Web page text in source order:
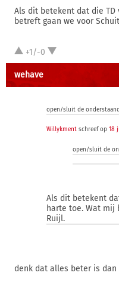
Als dit betekent dat die
betreft gaan we voor
+1/-0
wehave
open/sluit de
Willykment schreef op18
open/sluit de
Als dit betekent
harte toe. Wat mij
Ruijl.
denk dat alles beter is